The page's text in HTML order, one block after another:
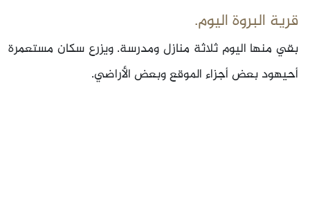
قرية البروة اليوم.
بقي منها اليوم ثلاثة منازل ومدرسة. ويزرع سكان مستعمرة
أحيهود بعض أجزاء الموقع وبعض الأراضي.